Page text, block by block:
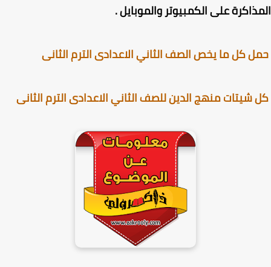
على الكمبيوتر والموبايل.
كل ما يخص الصف الثاني الاعدادى الترم الثانى
منهج الدين للصف الثاني الاعدادى الترم الثانى